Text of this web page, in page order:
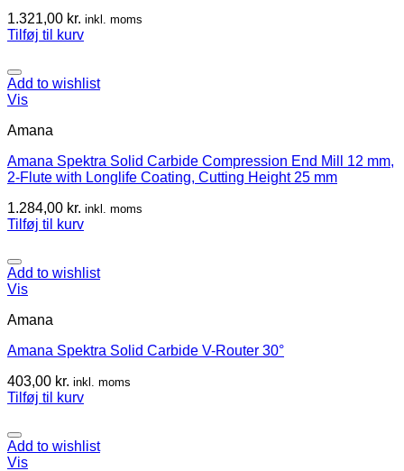
1.321,00 kr. inkl. moms
Tilføj til kurv
Add to wishlist
Vis
Amana
Amana Spektra Solid Carbide Compression End Mill 12 mm,
2-Flute with Longlife Coating, Cutting Height 25 mm
1.284,00 kr. inkl. moms
Tilføj til kurv
Add to wishlist
Vis
Amana
Amana Spektra Solid Carbide V-Router 30°
403,00 kr. inkl. moms
Tilføj til kurv
Add to wishlist
Vis